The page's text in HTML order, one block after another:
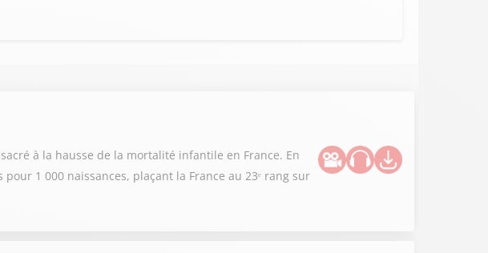
à la hausse de la mortalité infantile en France. En
1 000 naissances, plaçant la France au 23ᵉ rang sur